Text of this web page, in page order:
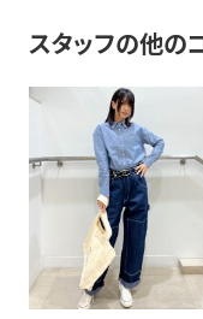
スタッフの他の